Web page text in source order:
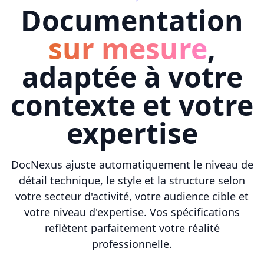
Documentation
sur mesure,
adaptée à votre
contexte et votre
expertise
DocNexus ajuste automatiquement le niveau de
détail technique, le style et la structure selon
votre secteur d'activité, votre audience cible et
votre niveau d'expertise. Vos spécifications
reflètent parfaitement votre réalité
professionnelle.